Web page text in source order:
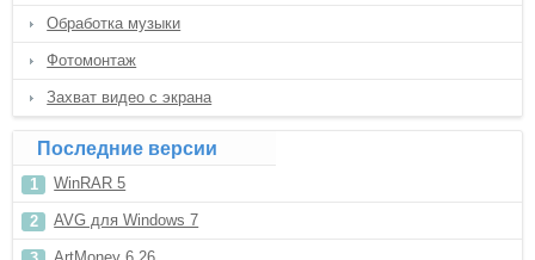
Обработка музыки
Фотомонтаж
Захват видео с экрана
Последние версии
WinRAR 5
AVG для Windows 7